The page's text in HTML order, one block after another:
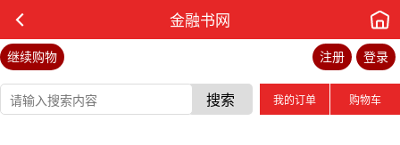
金融书网
继续购物 登录
注册
搜索 我的订单 购物车